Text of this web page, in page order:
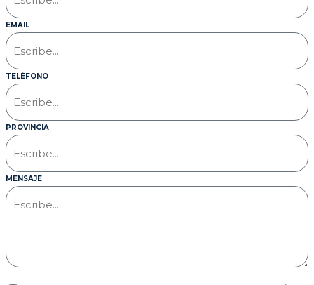
EMAIL
TELÉFONO
PROVINCIA
MENSAJE